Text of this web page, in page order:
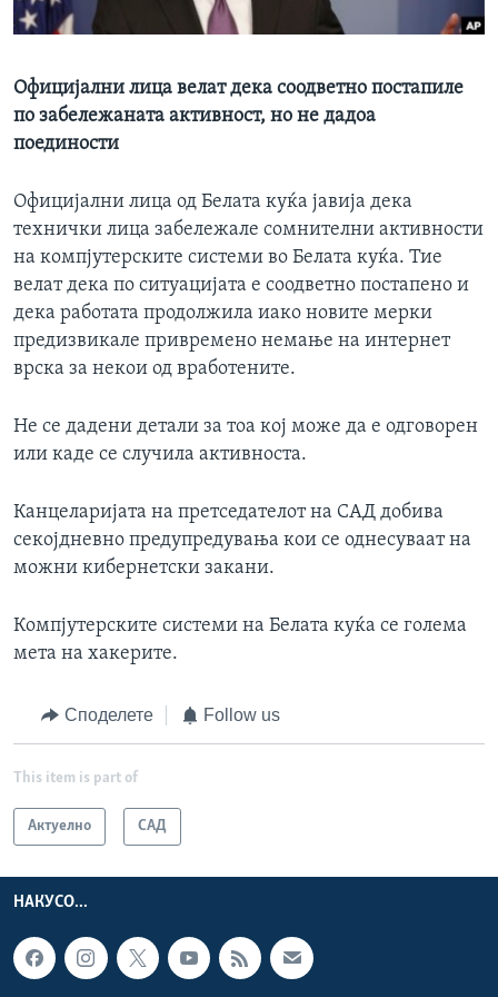
ИНТЕРВЈУА
Официјални лица велат дека соодветно постапиле
по забележаната активност, но не дадоа
поединости
Официјални лица од Белата куќа јавија дека
технички лица забележале сомнителни активности
на компјутерските системи во Белата куќа. Тие
велат дека по ситуацијата е соодветно постапено и
дека работата продолжила иако новите мерки
предизвикале привремено немање на интернет
врска за некои од вработените.
Не се дадени детали за тоа кој може да е одговорен
или каде се случила активноста.
Канцеларијата на претседателот на САД добива
секојдневно предупредувања кои се однесуваат на
можни кибернетски закани.
Компјутерските системи на Белата куќа се голема
мета на хакерите.
Споделете Follow us
This item is part of
Актуелно САД
НАКУСО...